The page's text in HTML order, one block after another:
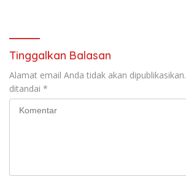
Tinggalkan Balasan
Alamat email Anda tidak akan dipublikasikan.
ditandai *